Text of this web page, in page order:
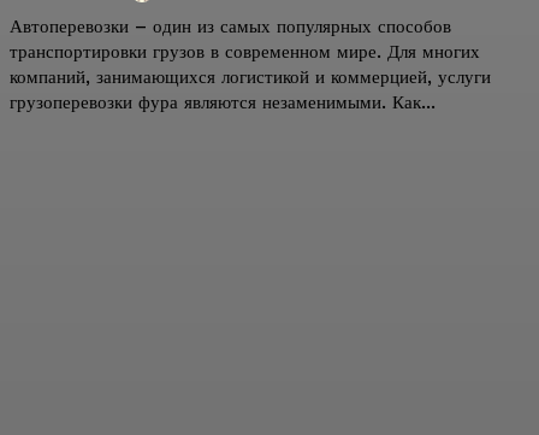
Автоперевозки – один из самых популярных способов
транспортировки грузов в современном мире. Для многих
компаний, занимающихся логистикой и коммерцией, услуги
грузоперевозки фура являются незаменимыми. Как...